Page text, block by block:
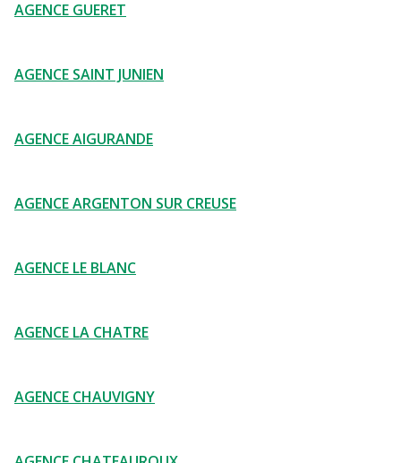
AGENCE GUERET
AGENCE SAINT JUNIEN
AGENCE AIGURANDE
AGENCE ARGENTON SUR CREUSE
AGENCE LE BLANC
AGENCE LA CHATRE
AGENCE CHAUVIGNY